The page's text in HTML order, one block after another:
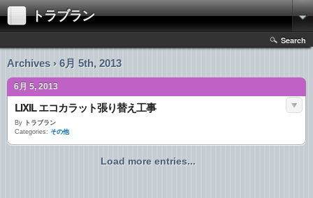
トラブラン
Search
Archives › 6月 5th, 2013
6月 5, 2013
LIXIL エコカラット張り替え工事
By トラブラン
Categories: その他
Load more entries...